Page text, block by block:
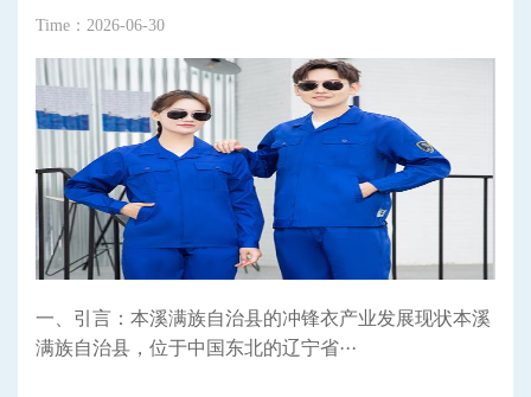
Time：2026-06-30
一、引言：本溪满族自治县的冲锋衣产业发展现状本溪
满族自治县，位于中国东北的辽宁省···